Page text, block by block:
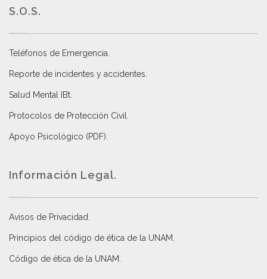
S.O.S.
Teléfonos de Emergencia.
Reporte de incidentes y accidentes
Salud Mental IBt
Protocolos de Protección Civil
Apoyo Psicológico (PDF)
Información Legal.
Avisos de Privacidad
Principios del código de ética de la UNAM
Código de ética de la UNAM